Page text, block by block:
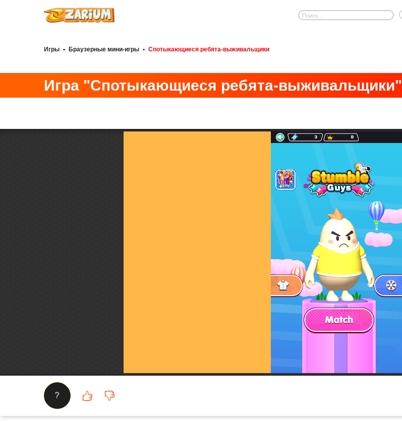
Игры • Браузерные мини-игры • Спотыкающиеся ребята-выживальщики
Игра "Спотыкающиеся ребята-выживальщики"
?